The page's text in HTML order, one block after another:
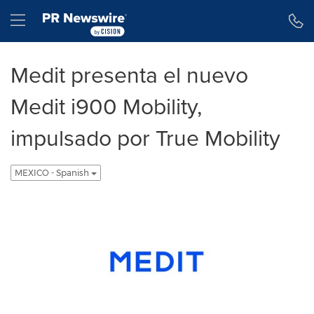
Hamburger menu
Medit presenta el nuevo
Medit i900 Mobility,
impulsado por True Mobility
MEXICO - Spanish